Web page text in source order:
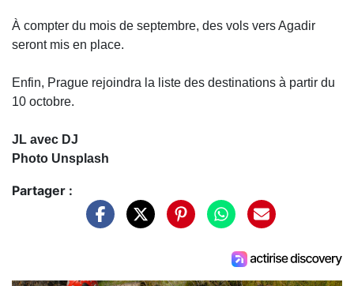
À compter du mois de septembre, des vols vers Agadir
seront mis en place.
Enfin, Prague rejoindra la liste des destinations à partir du
10 octobre.
JL avec DJ
Photo Unsplash
Partager :